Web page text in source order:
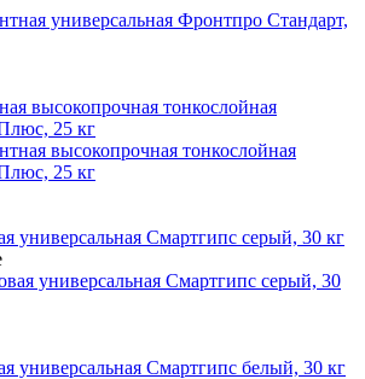
высокопрочная тонкослойная
25 кг
универсальная Смартгипс серый, 30 кг
универсальная Смартгипс белый, 30 кг